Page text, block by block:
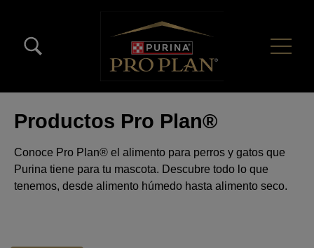
Productos Pro Plan®
Conoce Pro Plan® el alimento para perros y gatos que
Purina tiene para tu mascota. Descubre todo lo que
tenemos, desde alimento húmedo hasta alimento seco.